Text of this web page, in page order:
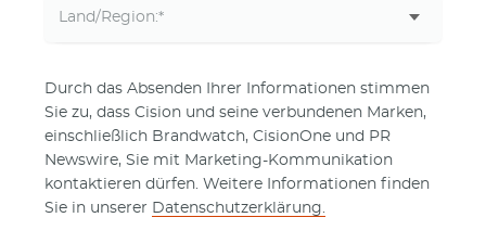
Durch das Absenden Ihrer Informationen stimmen
Sie zu, dass Cision und seine verbundenen Marken,
einschließlich Brandwatch, CisionOne und PR
Newswire, Sie mit Marketing-Kommunikation
kontaktieren dürfen. Weitere Informationen finden
Sie in unserer Datenschutzerklärung.